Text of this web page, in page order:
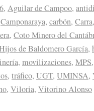
, Aguilar de Campoo,
Camponaraya, carbón, Carra
, Coto Minero del
de Baldomero García,
, movilizaciones, MPS
, tráfico, UGT, UMINSA,
, Viloria, Vitorino Alonso